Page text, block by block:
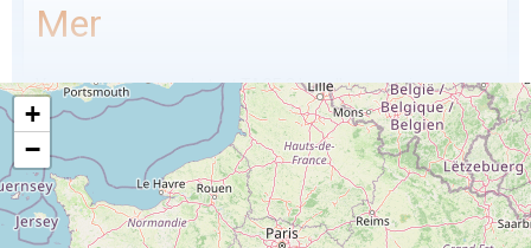
Mer
Vous pouvez passer le test TAGE 2 lors d'une session
organisée par la FNEGE, dans la ville de votre choix quelle que
soit la formation à laquelle vous postulez, ou directement par
l'intermédiaire de l'établissement qui vous le demande.
Calendrier prévisionnel des sessions 2025Clôturé.
Calendrier prévisionnel des sessions 2026(organisées
+
−